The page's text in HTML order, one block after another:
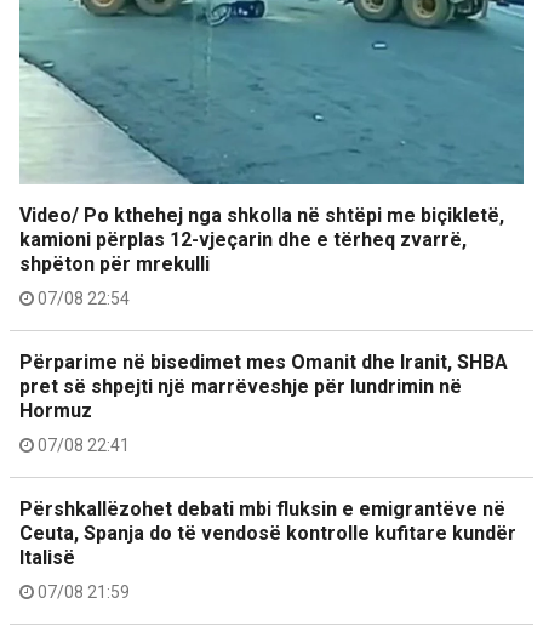
Video/ Po kthehej nga shkolla në shtëpi me biçikletë,
kamioni përplas 12-vjeçarin dhe e tërheq zvarrë,
shpëton për mrekulli
07/08 22:54
Përparime në bisedimet mes Omanit dhe Iranit, SHBA
pret së shpejti një marrëveshje për lundrimin në
Hormuz
07/08 22:41
Përshkallëzohet debati mbi fluksin e emigrantëve në
Ceuta, Spanja do të vendosë kontrolle kufitare kundër
Italisë
07/08 21:59